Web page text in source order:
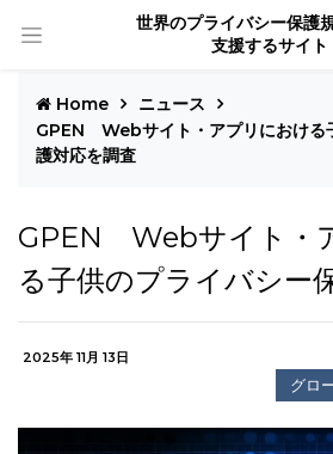
世界のプライバシー保護
支援するサイト
Home
ニュース
GPEN Webサイト・アプリにおける
護対応を調査
GPEN Webサイト・
る子供のプライバシー
2025年 11月 13日
グロ